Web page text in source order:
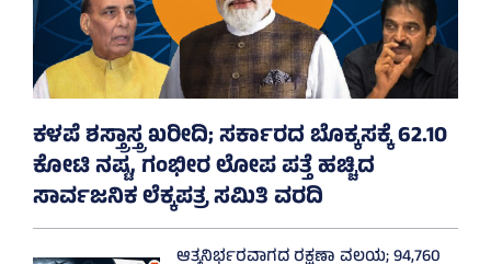
ಕಳಪೆ ಶಸ್ತ್ರಾಸ್ತ್ರ ಖರೀದಿ; ಸರ್ಕಾರದ ಬೊಕ್ಕಸಕ್ಕೆ 62.10
ಕೋಟಿ ನಷ್ಟ, ಗಂಭೀರ ಲೋಪ ಪತ್ತೆ ಹಚ್ಚಿದ
ಸಾರ್ವಜನಿಕ ಲೆಕ್ಕಪತ್ರ ಸಮಿತಿ ವರದಿ
ಆತ್ಮನಿರ್ಭರವಾಗದ ರಕ್ಷಣಾ ವಲಯ; 94,760